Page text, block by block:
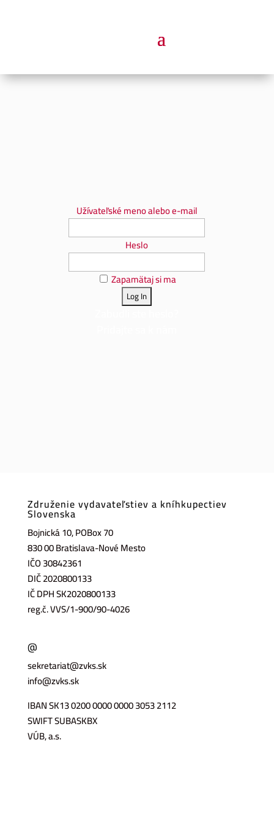
Užívateľské meno alebo e-mail
Heslo
Zapamätaj si ma
Združenie vydavateľstiev a kníhkupectiev
Slovenska
Bojnická 10, POBox 70
830 00 Bratislava-Nové Mesto
IČO 30842361
DIČ 2020800133
IČ DPH SK2020800133
reg.č. VVS/1-900/90-4026
@
sekretariat@zvks.sk
info@zvks.sk
IBAN SK13 0200 0000 0000 3053 2112
SWIFT SUBASKBX
VÚB, a.s.